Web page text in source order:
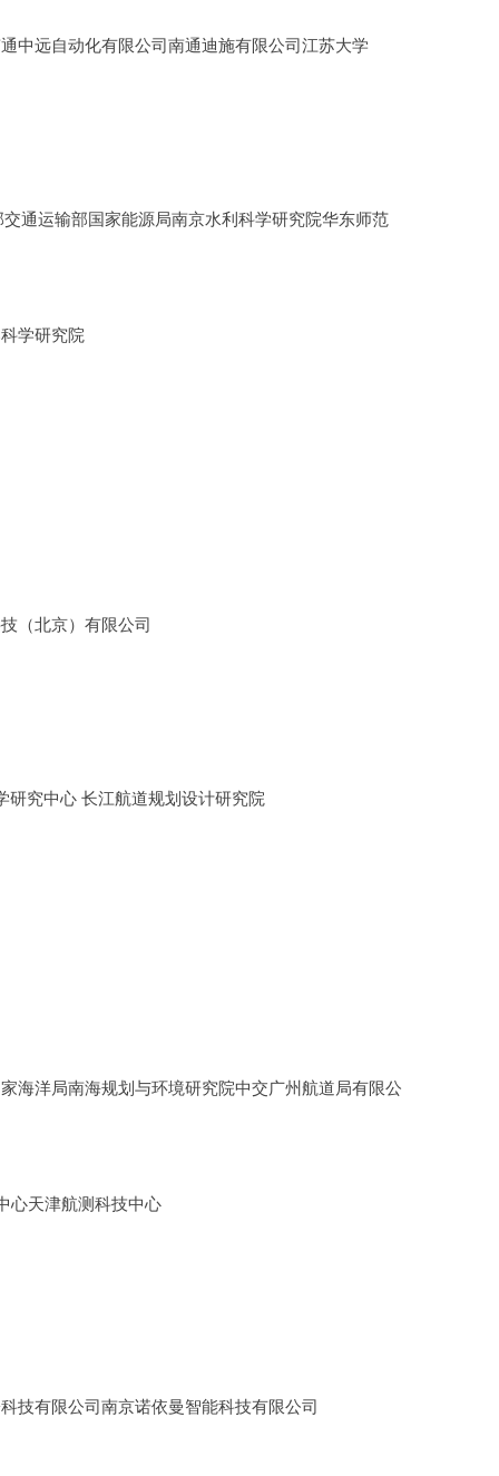
中远自动化有限公司南通迪施有限公司江苏大学
通运输部国家能源局南京水利科学研究院华东师范
学研究院
（北京）有限公司
究中心 长江航道规划设计研究院
海洋局南海规划与环境研究院中交广州航道局有限公
心天津航测科技中心
技有限公司南京诺依曼智能科技有限公司